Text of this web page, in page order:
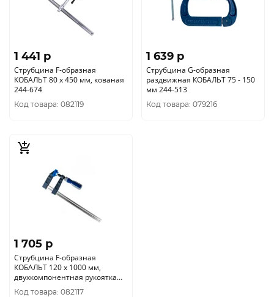
1 441 p
Струбцина F-образная
КОБАЛЬТ 80 х 450 мм, кованая
244-674
Код товара: 082119
1 639 p
Струбцина G-образная
раздвижная КОБАЛЬТ 75 - 150
мм 244-513
Код товара: 079216
1 705 p
Струбцина F-образная
КОБАЛЬТ 120 х 1000 мм,
двухкомпонентная рукоятка
244-612
Код товара: 082117